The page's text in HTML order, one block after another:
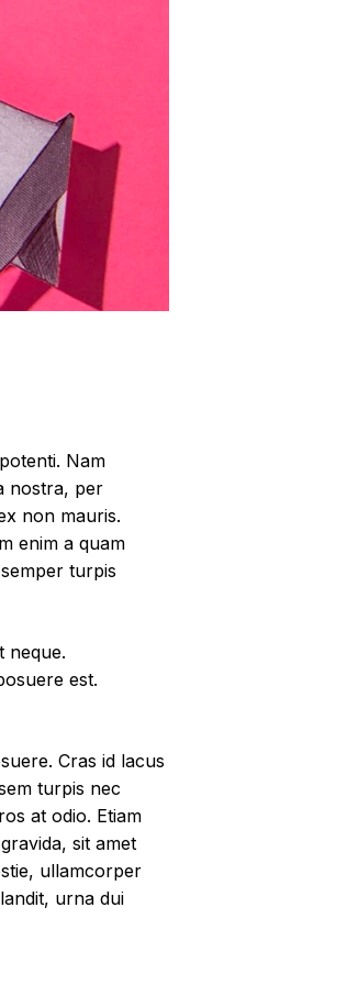
Nam
nostra, per
non mauris.
enim a quam
turpis
neque.
est.
Cras id lacus
turpis nec
at odio. Etiam
sit amet
ullamcorper
urna dui